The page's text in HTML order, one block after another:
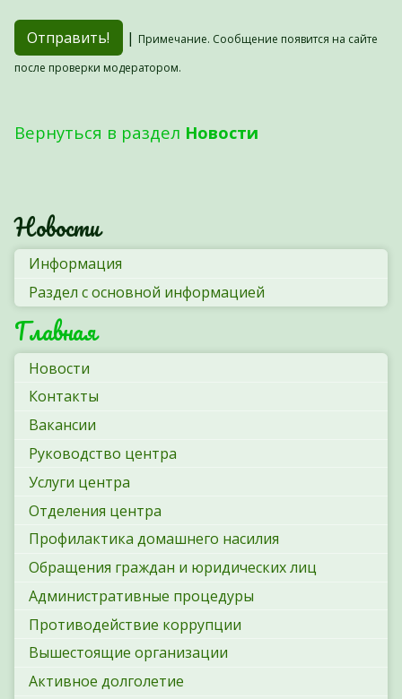
| Примечание. Сообщение появится на сайте
после проверки модератором.
Вернуться в раздел Новости
Новости
Информация
Раздел с основной информацией
Главная
Новости
Контакты
Вакансии
Руководство центра
Услуги центра
Отделения центра
Профилактика домашнего насилия
Обращения граждан и юридических лиц
Административные процедуры
Противодействие коррупции
Вышестоящие организации
Активное долголетие